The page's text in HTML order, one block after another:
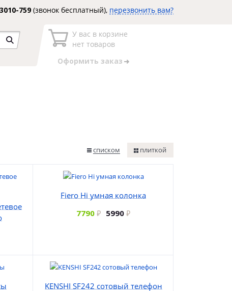
759(звонок бесплатный), перезвонить вам?
У вас в корзине
нет товаров
Оформить заказ
списком плиткой
Fiero Hi умная колонка
7790
5990
KENSHI SF242 сотовый телефон